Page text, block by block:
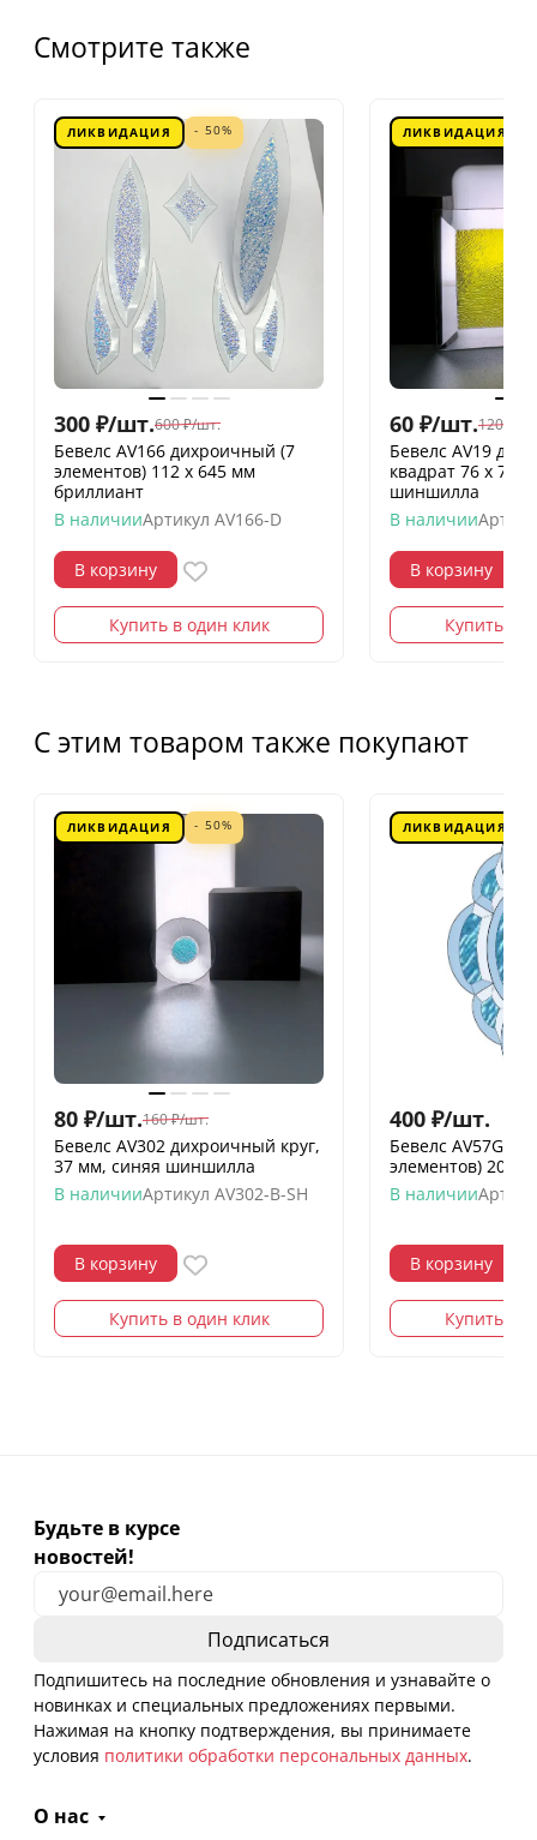
Смотрите также
ЛИКВИДАЦИЯ - 50%
300 ₽/шт.600 ₽/шт.
Бевелс AV166 дихроичный (7
элементов) 112 х 645 мм
бриллиант
В наличииАртикул AV166-D
В корзину
Купить в один клик
ЛИКВИДАЦИЯ
60 ₽/шт.120
Бевелс AV19
квадрат 76 х 76
шиншилла
В наличии
В корзину
Купить в
С этим товаром также покупают
ЛИКВИДАЦИЯ - 50%
80 ₽/шт.160 ₽/шт.
Бевелс AV302 дихроичный круг,
37 мм, синяя шиншилла
В наличииАртикул AV302-B-SH
В корзину
Купить в один клик
ЛИКВИДАЦИЯ
400 ₽/шт.
Бевелс AV57G
элементов) 203
В наличии
В корзину
Купить в
Будьте в курсе
новостей!
Подпишитесь на последние обновления и узнавайте о
новинках и специальных предложениях первыми.
Нажимая на кнопку подтверждения, вы принимаете
условия политики обработки персональных данных.
О нас